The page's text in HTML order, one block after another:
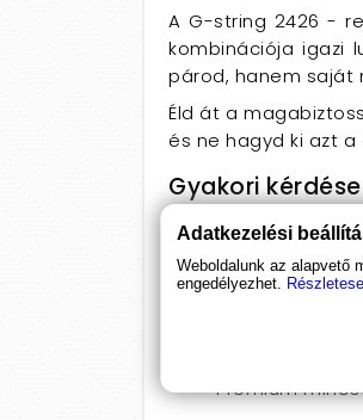
A G-string 2426 -
kombinációja igazi
párod, hanem saját
Éld át a
és ne hagyd ki azt
Gyakori
Milyen
Ideális
Milyen
Prémium
Adatkezelési
Weboldalunk az alapvető
engedélyezhet.